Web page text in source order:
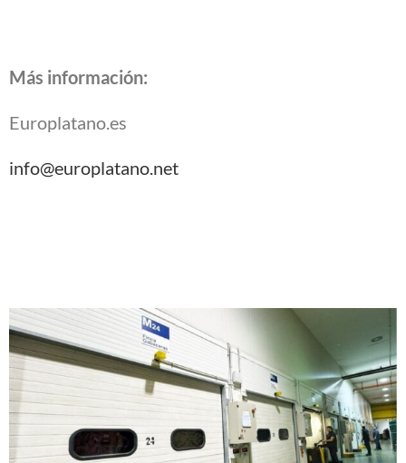
Más información:
Europlatano.es
info@europlatano.net